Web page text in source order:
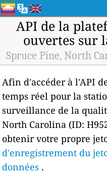
API de la
ouvertes sur
Spruce Pine, North
Afin d'accéder à l'API
temps réel pour la
surveillance de la
North Carolina (ID:
obtenir votre propre
d'enregistrement du
données .